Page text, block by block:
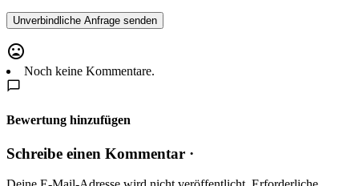
Noch keine Kommentare.
Bewertung hinzufügen
Schreibe einen Kommentar ·